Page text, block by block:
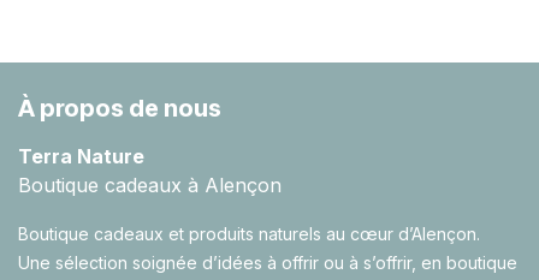
À propos de nous
Terra Nature
Boutique cadeaux à Alençon
Boutique cadeaux et produits naturels au cœur d’Alençon.
Une sélection soignée d’idées à offrir ou à s’offrir, en boutique